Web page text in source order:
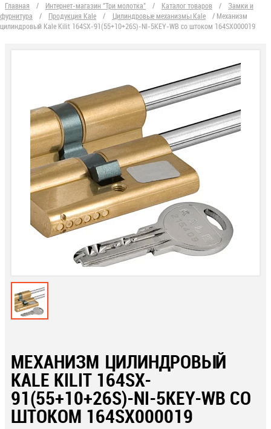
Главная / Интернет-магазин "Три молотка" / Каталог товаров /
Замки и
фурнитура
/ Продукция Kale / Цилиндровые механизмы Kale / Механизм
цилиндровый Kale Kilit 164SX-91(55+10+26S)-NI-5KEY-WB со штоком 164SX000019
МЕХАНИЗМ ЦИЛИНДРОВЫЙ
KALE KILIT 164SX-
91(55+10+26S)-NI-5KEY-WB СО
ШТОКОМ 164SX000019